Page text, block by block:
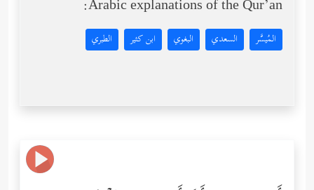
Arabic explanations of the Qur’an:
المُيسَّر السعدي البغوي ابن كثير الطبري